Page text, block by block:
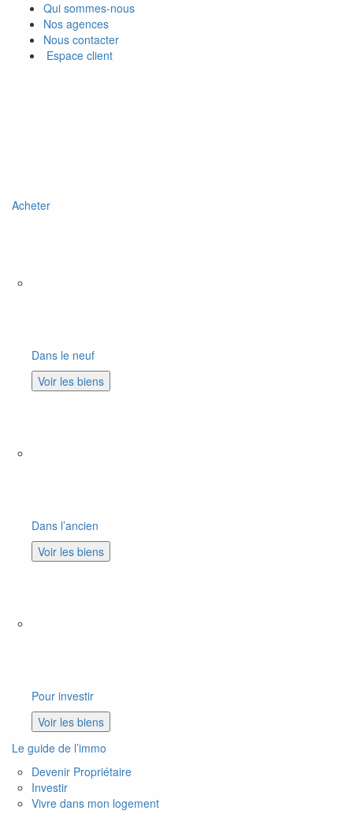
Qui sommes-nous
Nos agences
Nous contacter
Espace client
Acheter
Dans le neuf
Voir les biens
Dans l’ancien
Voir les biens
Pour investir
Voir les biens
Le guide de l’immo
Devenir Propriétaire
Investir
Vivre dans mon logement